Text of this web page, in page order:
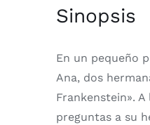
Sinopsis
En un pequeño
Ana, dos
Frankenstein».
preguntas a su